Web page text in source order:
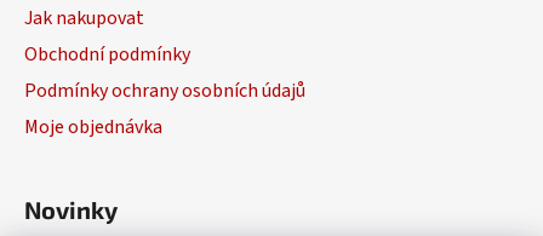
Jak nakupovat
Obchodní podmínky
Podmínky ochrany osobních údajů
Moje objednávka
Novinky